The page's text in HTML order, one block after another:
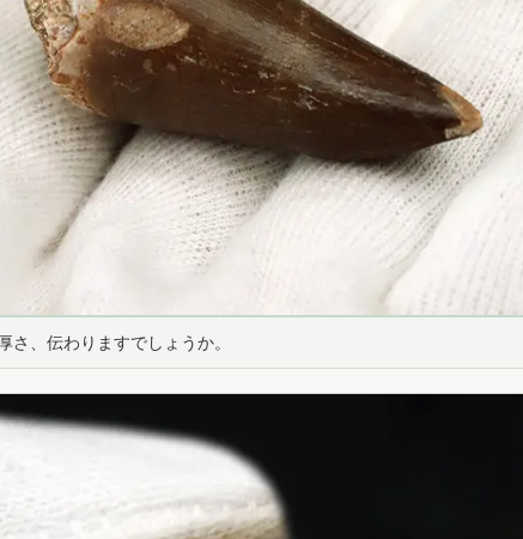
さ、伝わりますでしょうか。